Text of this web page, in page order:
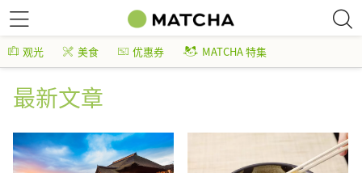
观光 美食 优惠券 MATCHA 特集
最新文章